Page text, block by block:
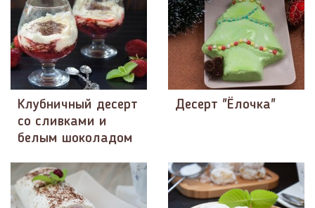
Клубничный десерт
со сливками и
белым шоколадом
Десерт "Ёлочка"